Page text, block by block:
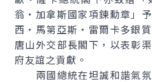
翁・加拿斯國家項鍊勳章」
西・馬第亞斯・雷爾卡多銀
唐山外交部長閣下，以表彰
府友誼之貢獻。
兩國總統在坦誠和諧氣氛